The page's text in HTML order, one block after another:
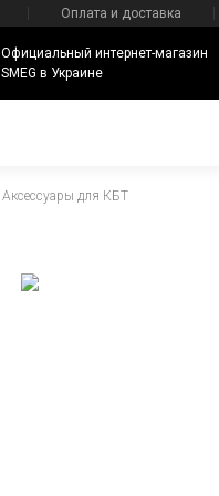
Оплата и доставка
Официальный интернет-магазин
SMEG в Украине
Аксессуары для КБТ